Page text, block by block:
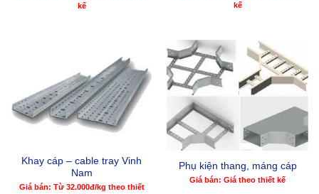
kế
kế
Khay cáp – cable tray Vinh
Nam
Giá bán: Từ 32.000đ/kg theo thiết
Phụ kiện thang, máng cáp
Giá bán: Giá theo thiết kế